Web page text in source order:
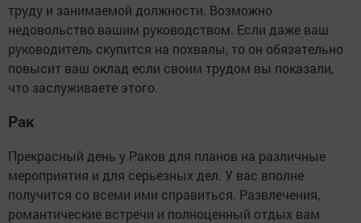
труду и занимаемой должности. Возможно
недовольство вашим руководством. Если даже ваш
руководитель скупится на похвалы, то он обязательно
повысит ваш оклад если своим трудом вы показали,
что заслуживаете этого.
Рак
Прекрасный день у Раков для планов на различные
мероприятия и для серьезных дел. У вас вполне
получится со всеми ими справиться. Развлечения,
романтические встречи и полноценный отдых вам